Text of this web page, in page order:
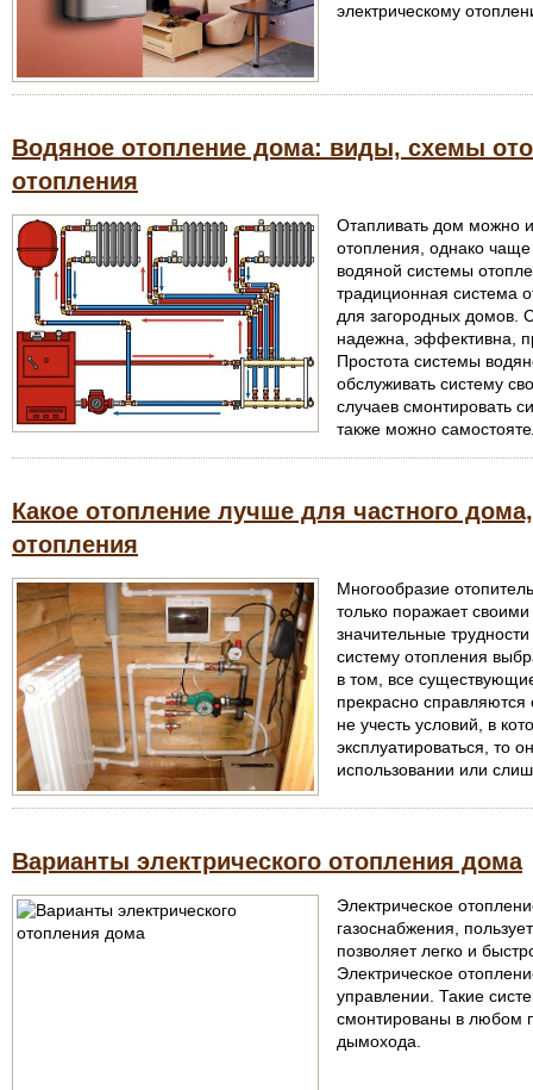
электрическому
Водяное отопление дома: виды, схемы
отопления
Отапливать дом можно
отопления, однако
водяной системы
традиционная система
для загородных домов.
надежна, эффективна,
Простота системы
обслуживать систему
случаев смонтировать
также можно
Какое отопление лучше для частного
отопления
Многообразие
только поражает
значительные
систему отопления
в том, все
прекрасно
не учесть условий, в
эксплуатироваться, то
использовании или
Варианты электрического отопления дома
Электрическое
газоснабжения,
позволяет легко и
Электрическое
управлении. Такие
смонтированы в любом
дымохода.